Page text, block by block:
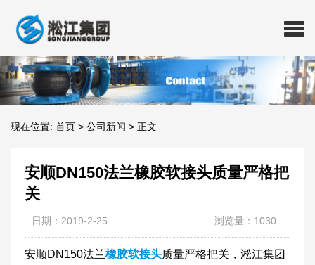
现在位置: 首页 > 公司新闻 > 正文
安顺DN150法兰橡胶软接头质量严格把
关
日期：2019-2-25 浏览量：1030
安顺DN150法兰橡胶软接头质量严格把关，淞江集团